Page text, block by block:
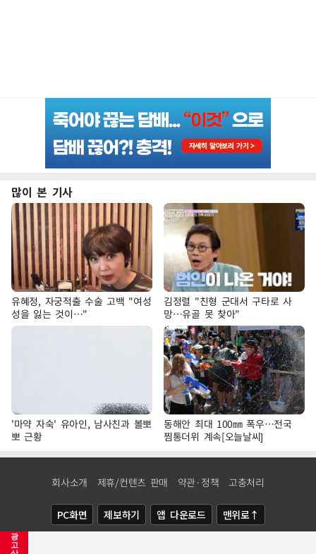
광
고
많이 본 기사
유혜정, 자궁적출 수술 고백 "여성
성을 잃는 것이…"
김정렬 "친형 군대서 구타로 사
망…유골 못 찾아"
'마약 자숙' 유아인, 남사친과 볼뽀
뽀 근황
동해안 최대 100㎜ 폭우…전국
찜통더위 계속[오늘날씨]
회사소개 제휴/컨텐츠 판매 약관·정책 고충처리
PC화면 제보하기 앱 다운로드 맨위로↑